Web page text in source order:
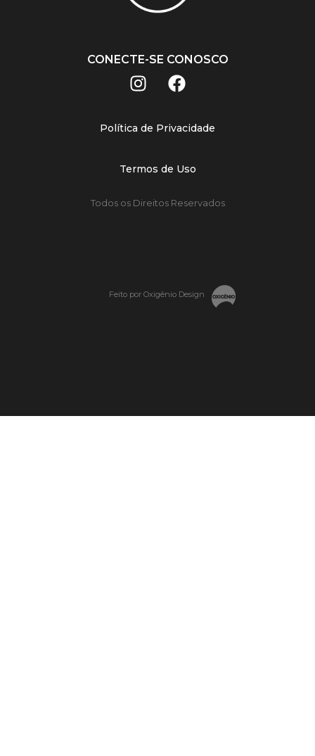
CONECTE-SE CONOSCO
Política de Privacidade
Termos de Uso
Todos os Direitos Reservados
Feito por Oxigênio Design